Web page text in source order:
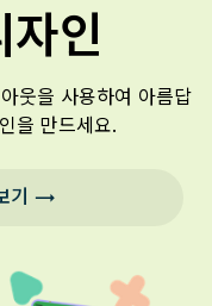
자인
웃을 사용하여 아름답
을 만드세요.
기 →